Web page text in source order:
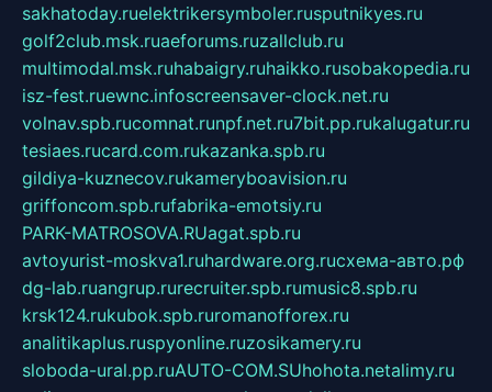
sakhatoday.ruelektrikersymboler.rusputnikyes.ru
golf2club.msk.ruaeforums.ruzallclub.ru
multimodal.msk.ruhabaigry.ruhaikko.rusobakopedia.ru
isz-fest.ruewnc.infoscreensaver-clock.net.ru
volnav.spb.rucomnat.runpf.net.ru7bit.pp.rukalugatur.ru
tesiaes.rucard.com.rukazanka.spb.ru
gildiya-kuznecov.rukameryboavision.ru
griffoncom.spb.rufabrika-emotsiy.ru
PARK-MATROSOVA.RUagat.spb.ru
avtoyurist-moskva1.ruhardware.org.ruсхема-авто.рф
dg-lab.ruangrup.rurecruiter.spb.rumusic8.spb.ru
krsk124.rukubok.spb.ruromanofforex.ru
analitikaplus.ruspyonline.ruzosikamery.ru
sloboda-ural.pp.ruAUTO-COM.SUhohota.netalimy.ru